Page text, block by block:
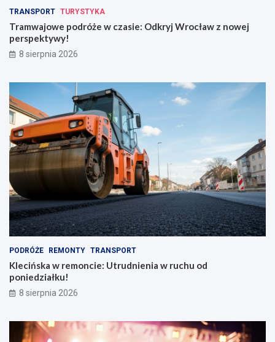
TRANSPORT TURYSTYKA
Tramwajowe podróże w czasie: Odkryj Wrocław z nowej
perspektywy!
8 sierpnia 2026
PODRÓŻE REMONTY TRANSPORT
Klecińska w remoncie: Utrudnienia w ruchu od
poniedziałku!
8 sierpnia 2026